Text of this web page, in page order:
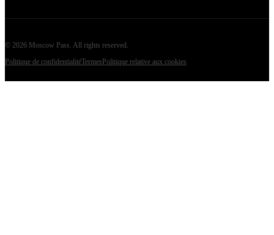
© 2026 Moscow Pass . All rights reserved.
Politique de confidentialitéTermesPolitique relative aux cookies